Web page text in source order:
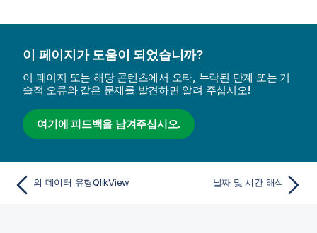
이 페이지가 도움이 되었습니까?
이 페이지 또는 해당 콘텐츠에서 오타, 누락된 단계 또는 기
술적 오류와 같은 문제를 발견하면 알려 주십시오!
여기에 피드백을 남겨주십시오.
의 데이터 유형QlikView 날짜 및 시간 해석